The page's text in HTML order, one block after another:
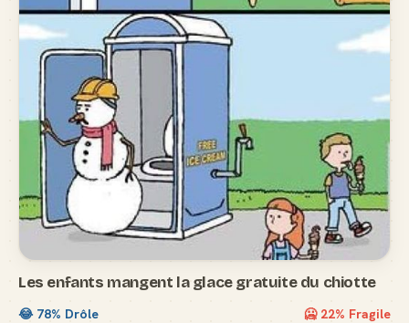
Les enfants mangent la glace gratuite du chiotte
😂 78% Drôle 🥶 22% Fragile